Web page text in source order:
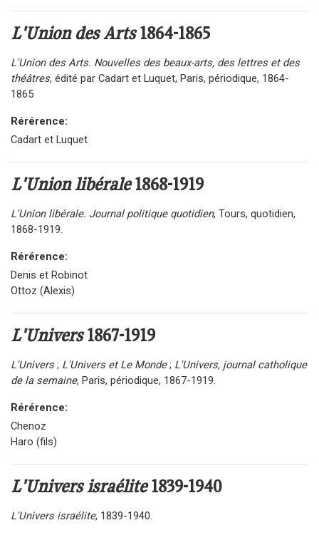
L'Union des Arts1864-1865
L'Union des Arts. Nouvelles des beaux-arts, des lettres et des
théâtres, édité par Cadart et Luquet, Paris, périodique, 1864-
1865
Rérérence:
Cadart et Luquet
L'Union libérale1868-1919
L'Union libérale. Journal politique quotidien, Tours, quotidien,
1868-1919.
Rérérence:
Denis et Robinot
Ottoz (Alexis)
L'Univers1867-1919
L'Univers ; L'Univers et Le Monde; L'Univers, journal catholique
de la semaine, Paris, périodique, 1867-1919.
Rérérence:
Chenoz
Haro (fils)
L'Univers israélite1839-1940
L'Univers israélite, 1839-1940.